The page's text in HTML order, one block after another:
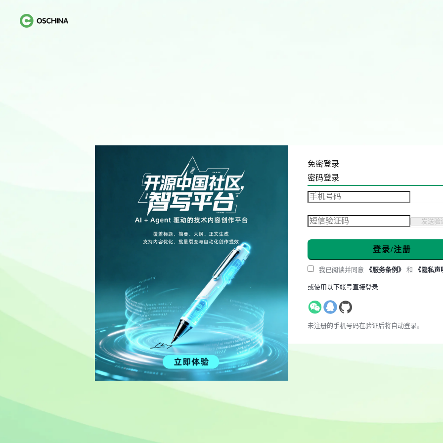
免密登录
密码登录
发送验
登录/注册
我已阅读并同意 《服务条例》 和 《隐私声
或使用以下帐号直接登录:
未注册的手机号码在验证后将自动登录。